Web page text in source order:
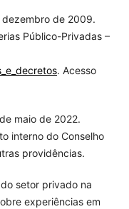
dezembro de 2009.
Público-Privadas –
. Acesso
maio de 2022.
interno do Conselho
providências.
do setor privado na
experiências em